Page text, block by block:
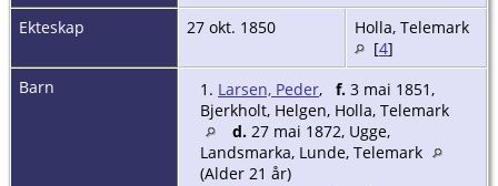
Ekteskap
27 okt. 1850
Holla, Telemark
[4]
Barn
1. Larsen, Peder, f. 3 mai 1851,
Bjerkholt, Helgen, Holla, Telemark
d. 27 mai 1872, Ugge,
Landsmarka, Lunde, Telemark
(Alder 21 år)